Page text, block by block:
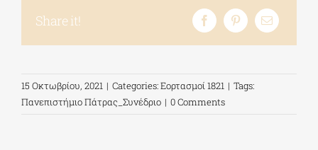
Share it!
15 Οκτωβρίου, 2021 | Categories:Εορτασμοί 1821 | Tags:
Πανεπιστήμιο Πάτρας_Συνέδριο | 0 Comments